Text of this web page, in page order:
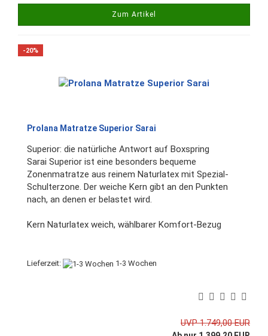
Zum Artikel
-20%
Prolana Matratze Superior Sarai
Superior: die natürliche Antwort auf Boxspring
Sarai Superior ist eine besonders bequeme
Zonenmatratze aus reinem Naturlatex mit Spezial-
Schulterzone. Der weiche Kern gibt an den Punkten
nach, an denen er belastet wird.
Kern Naturlatex weich, wählbarer Komfort-Bezug
Lieferzeit: 1-3 Wochen
UVP 1.749,00 EUR